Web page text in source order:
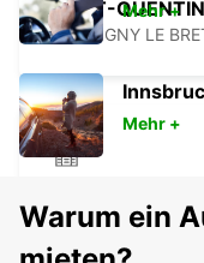
SAINT-
MONTIGNY LE
SAINT OUEN
Mehr +
Mehr +
Warum ein